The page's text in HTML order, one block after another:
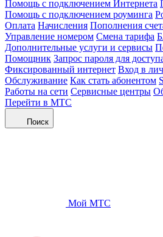
Помощь с подключением Интернета
Помощь с подключением роуминга
Оплата Начисления Пополнения
Управление номером Смена тарифа
Дополнительные услуги и сервисы
Помощник Запрос пароля для
Фиксированный интернет Вход в
Обслуживание Как стать абонентом
Работы на сети Сервисные центры
Перейти в МТС
Поиск
Мой МТС